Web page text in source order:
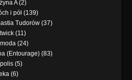
A (2)
i pół (139)
Tudorów (37)
(11)
(24)
(Entourage) (83)
(5)
(6)